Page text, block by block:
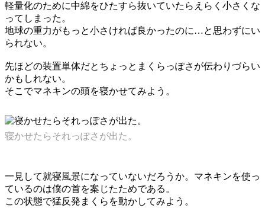
軽量化のために中綿をひたすら抜いていたらえらく小さくな
ってしまった。
地球の重力がもっと小さければ良かったのに…と思わずにい
られない。
先ほどの装置単体だとちょっとまくらっぽさが伝わりづらい
かもしれない。
そこでマネキンの頭を寝かせてみよう。
寝かせたらそれっぽさが出た。
一見して就寝風景になっていないだろうか。マネキンを使っ
ているのは僕の首を案じたためである。
この状態で猛反発まくらを動かしてみよう。